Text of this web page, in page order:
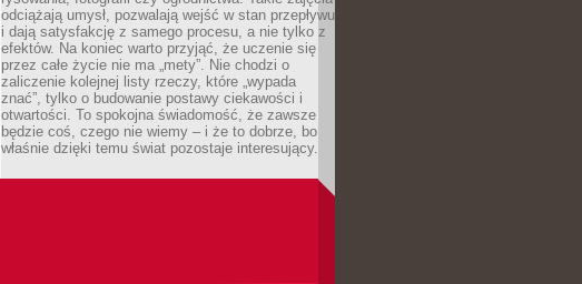
odciążają umysł, pozwalają wejść w stan przepływu
i dają satysfakcję z samego procesu, a nie tylko z
efektów. Na koniec warto przyjąć, że uczenie się
przez całe życie nie ma „mety”. Nie chodzi o
zaliczenie kolejnej listy rzeczy, które „wypada
znać”, tylko o budowanie postawy ciekawości i
otwartości. To spokojna świadomość, że zawsze
będzie coś, czego nie wiemy – i że to dobrze, bo
właśnie dzięki temu świat pozostaje interesujący.